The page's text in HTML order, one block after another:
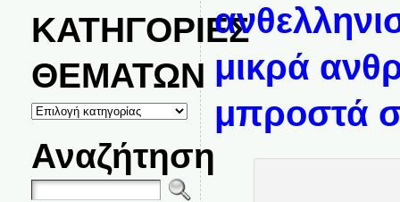
ΚΑΤΗΓΟΡΙΕΣ
ΘΕΜΑΤΩΝ
ΚΑΤΗΓΟΡΙΕΣ
ΘΕΜΑΤΩΝ
Αναζήτηση
μικρά
μπροστά